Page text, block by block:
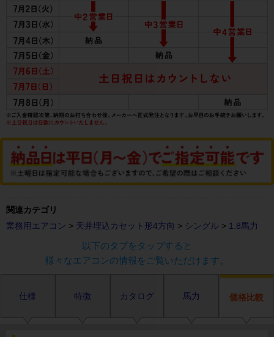
関連カテゴリ
業務用エアコン > 天井埋込カセット形4方向 > シングル > 1.8馬力
以下のタブをタップすると
様々なエアコンの情報をご覧いただけます。
仕様 特徴 カタログ 馬力 価格比較